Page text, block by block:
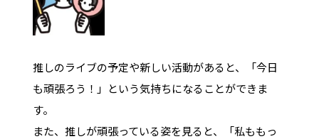
推しのライブの予定や新しい活動があると、「今日
も頑張ろう！」という気持ちになることができま
す。
また、推しが頑張っている姿を見ると、「私ももっ